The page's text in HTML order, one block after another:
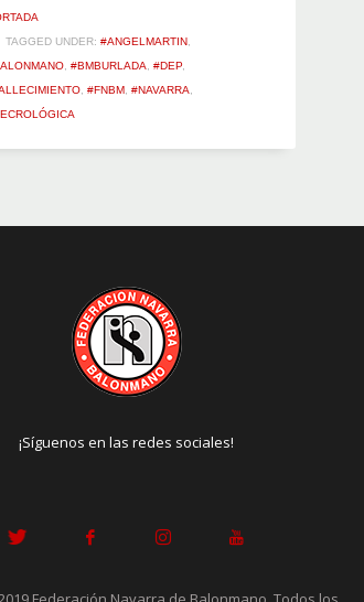
TAGGED UNDER: #ANGELMARTIN
#BMBURLADA #DEP,
#FNBM #NAVARRA
¡Síguenos en las redes sociales!